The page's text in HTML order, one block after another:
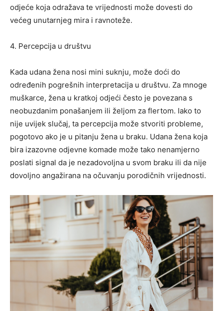
odjeće koja odražava te vrijednosti može dovesti do
većeg unutarnjeg mira i ravnoteže.
4. Percepcija u društvu
Kada udana žena nosi mini suknju, može doći do
određenih pogrešnih interpretacija u društvu. Za mnoge
muškarce, žena u kratkoj odjeći često je povezana s
neobuzdanim ponašanjem ili željom za flertom. Iako to
nije uvijek slučaj, ta percepcija može stvoriti probleme,
pogotovo ako je u pitanju žena u braku. Udana žena koja
bira izazovne odjevne komade može tako nenamjerno
poslati signal da je nezadovoljna u svom braku ili da nije
dovoljno angažirana na očuvanju porodičnih vrijednosti.